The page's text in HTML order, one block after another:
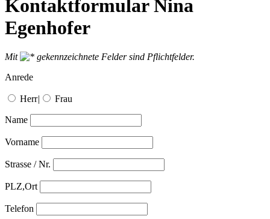
Kontaktformular Nina
Egenhofer
Mit
gekennzeichnete Felder sind Pflichtfelder.
Anrede
Herr| Frau
Name
Vorname
Strasse / Nr.
PLZ,Ort
Telefon